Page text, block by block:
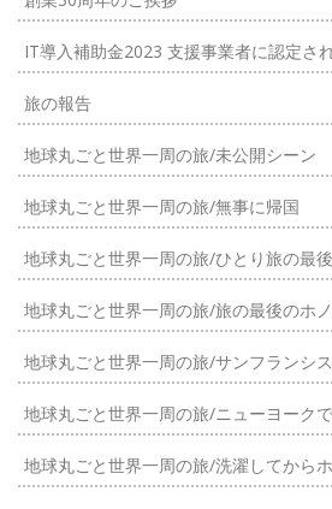
IT導入補助金2023 支援事業者に認定さ
旅の報告
地球丸ごと世界一周の旅/未公開シーン
地球丸ごと世界一周の旅/無事に帰国
地球丸ごと世界一周の旅/ひとり旅の最後
地球丸ごと世界一周の旅/旅の最後のホ
地球丸ごと世界一周の旅/サンフランシ
地球丸ごと世界一周の旅/ニューヨーク
地球丸ごと世界一周の旅/洗濯してから